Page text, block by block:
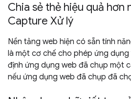
Chia sẻ thẻ hiệu quả hơn
Capture Xử lý
Nền tảng web hiện có sẵn tính
là một cơ chế cho phép ứng
định ứng dụng web đã chụp một
nếu ứng dụng web đã chụp đã